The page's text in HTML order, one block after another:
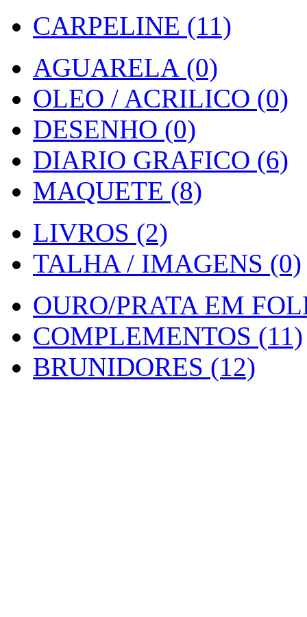
CARPELINE (11)
AGUARELA (0)
OLEO / ACRILICO (0)
DESENHO (0)
DIARIO GRAFICO (6)
MAQUETE (8)
LIVROS (2)
TALHA / IMAGENS (0)
OURO/PRATA EM
COMPLEMENTOS (11)
BRUNIDORES (12)